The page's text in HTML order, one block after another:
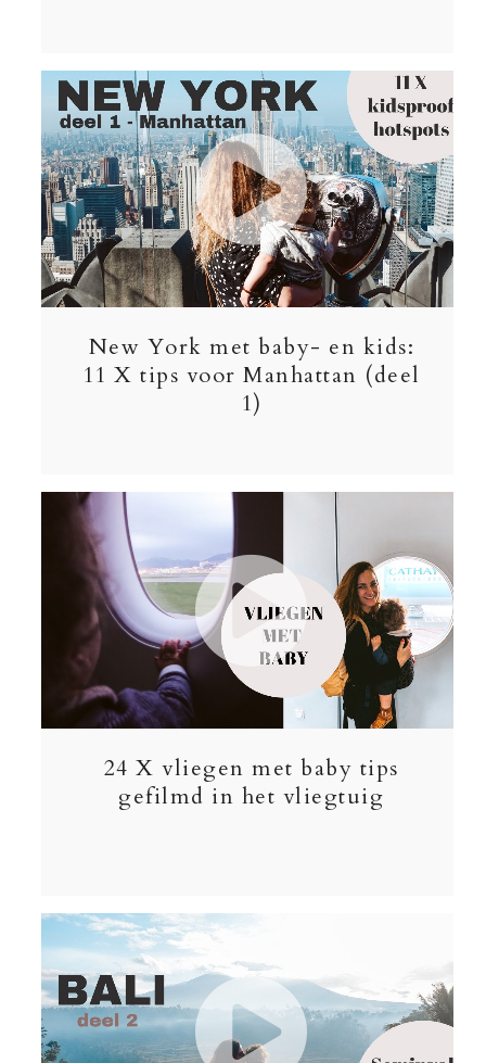
New York met baby- en kids:
11 X tips voor Manhattan (deel
1)
24 X vliegen met baby tips
gefilmd in het vliegtuig